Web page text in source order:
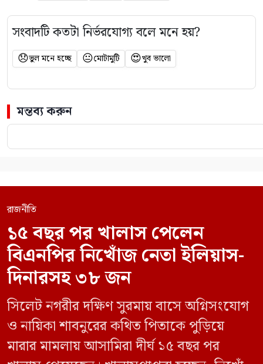
সংবাদটি কতটা নির্ভরযোগ্য বলে মনে হয়?
😞ভুল মনে হচ্ছে 😐মোটামুটি 😍খুব ভালো
মন্তব্য করুন
রাজনীতি
১৫ বছর পর খালাস পেলেন
বিএনপির নিখোঁজ নেতা ইলিয়াস-
দিনারসহ ৩৮ জন
সিলেট নগরীর দক্ষিণ সুরমায় বাসে অগ্নিসংযোগ
ও নায়িকা শাবনুরের কথিত পিতাকে পুড়িয়ে
মারার মামলায় আসামিরা দীর্ঘ ১৫ বছর পর